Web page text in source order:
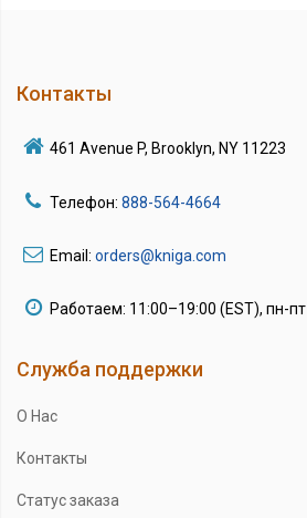
Контакты
461 Avenue P, Brooklyn, NY 11223
Телефон: 888-564-4664
Email: orders@kniga.com
Работаем: 11:00–19:00 (EST), пн-пт
Служба поддержки
О Нас
Контакты
Статус заказа